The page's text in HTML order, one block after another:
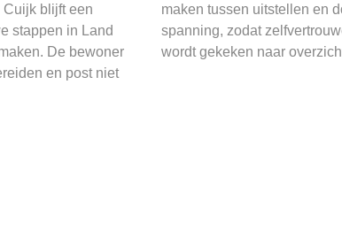
blijft een
stappen in Land
De bewoner
en post niet
maken tussen uitstellen en
spanning, zodat
wordt gekeken naar